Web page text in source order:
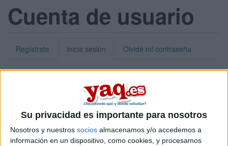
Su privacidad es importante para nosotros
Nosotros y nuestros socios almacenamos y/o accedemos a
información en un dispositivo, como cookies, y procesamos
Cuenta de usuario
Regístrate inicia sesión Olvidé mi contraseña
Puedes iniciar sesión introduciendo tu nombre de usuario o tu
dirección de correo electrónico.
Contraseña:*